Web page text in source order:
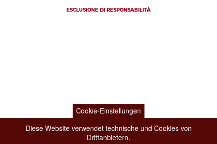
ESCLUSIONE DI RESPONSABILITÀ
Cookie-Einstellungen
Diese Website verwendet technische und Cookies von
Drittanbietern.